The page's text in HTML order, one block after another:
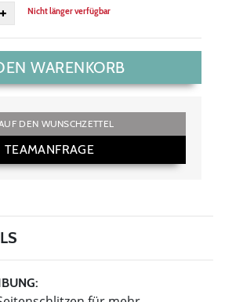
Nicht länger verfügbar
WARENKORB
DEN WUNSCHZETTEL
TEAMANFRAGE